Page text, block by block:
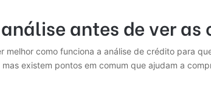
antes de ver as
como funciona a análise de crédito para
existem pontos em comum que ajudam a